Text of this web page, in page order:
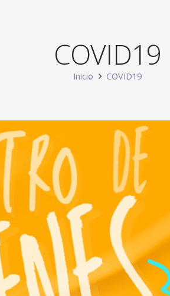
COVID19
Inicio COVID19